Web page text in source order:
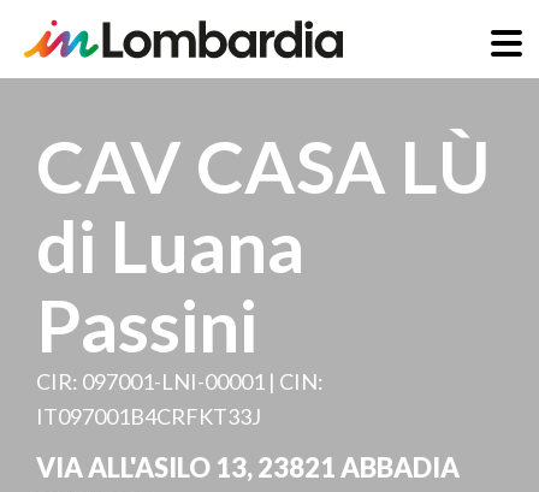
contenuto
principale
CAV CASA LÙ
di Luana
Passini
CIR: 097001-LNI-00001 | CIN:
IT097001B4CRFKT33J
VIA ALL'ASILO 13,23821ABBADIA